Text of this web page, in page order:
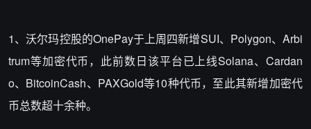
1、沃尔玛控股的OnePay于上周四新增SUI、Polygon、Arbi
trum等加密代币，此前数日该平台已上线Solana、Cardan
o、BitcoinCash、PAXGold等10种代币，至此其新增加密代
币总数超十余种。